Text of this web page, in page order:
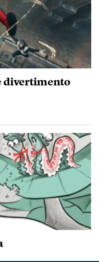
divertimento